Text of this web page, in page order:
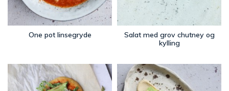
One pot linsegryde
Salat med grov chutney og
kylling